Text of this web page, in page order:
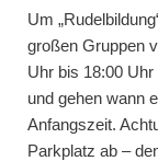
Um
großen Gruppen
Uhr bis 18:00
und gehen wann
Anfangszeit.
Parkplatz ab –